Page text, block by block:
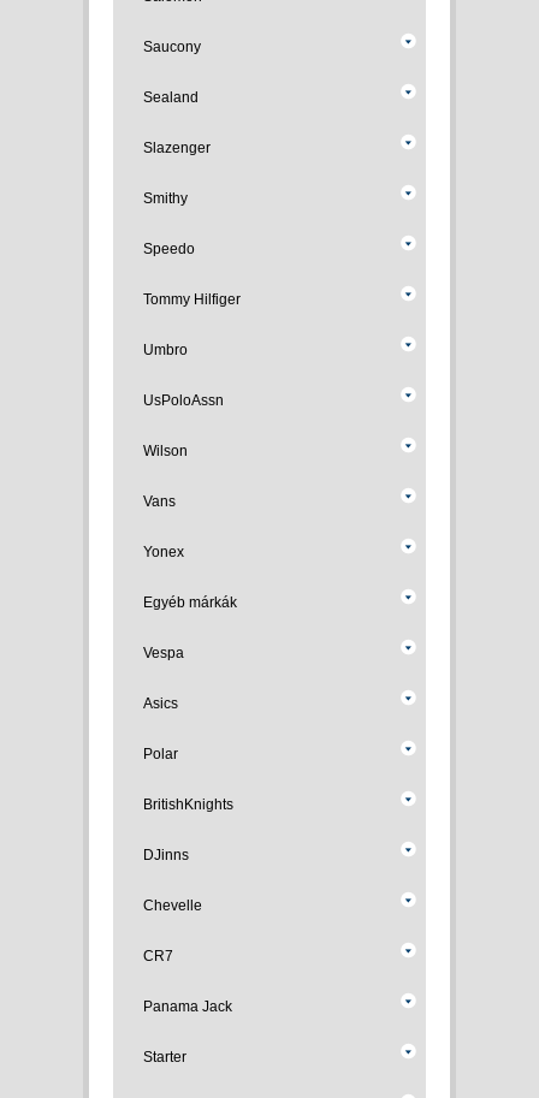
Saucony
Sealand
Slazenger
Smithy
Speedo
Tommy Hilfiger
Umbro
UsPoloAssn
Wilson
Vans
Yonex
Egyéb márkák
Vespa
Asics
Polar
BritishKnights
DJinns
Chevelle
CR7
Panama Jack
Starter